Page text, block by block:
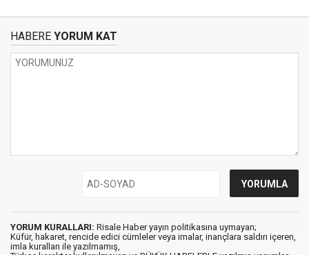
HABERE YORUM KAT
YORUM KURALLARI: Risale Haber yayın politikasına uymayan;
Küfür, hakaret, rencide edici cümleler veya imalar, inançlara saldırı içeren,
imla kuralları ile yazılmamış,